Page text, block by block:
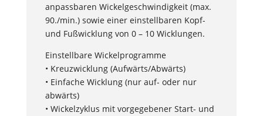
anpassbaren Wickelgeschwindigkeit (max.
90./min.) sowie einer einstellbaren Kopf-
und Fußwicklung von 0 – 10 Wicklungen.
Einstellbare Wickelprogramme
• Kreuzwicklung (Aufwärts/Abwärts)
• Einfache Wicklung (nur auf- oder nur
abwärts)
• Wickelzyklus mit vorgegebener Start- und